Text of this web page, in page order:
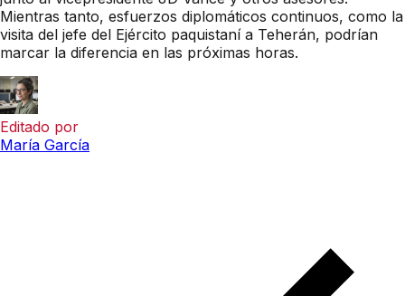
Mientras tanto, esfuerzos diplomáticos continuos, como la
visita del jefe del Ejército paquistaní a Teherán, podrían
marcar la diferencia en las próximas horas.
Editado por
María García